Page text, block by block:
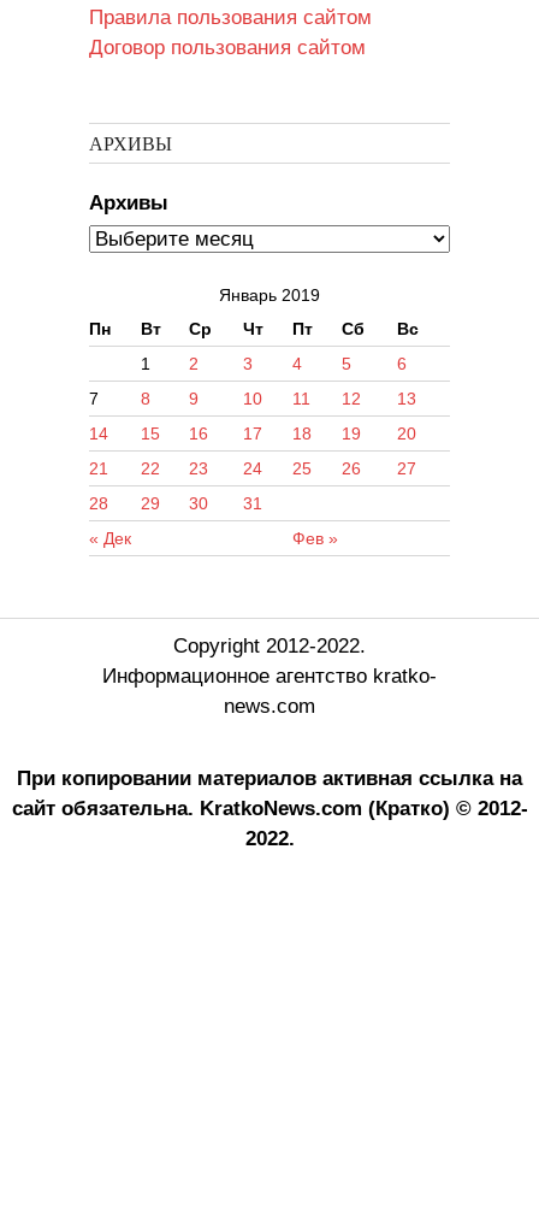
Правила пользования сайтом
Договор пользования сайтом
АРХИВЫ
Архивы
Январь 2019
Пн
Вт Ср Чт Пт Сб Вс
« Дек Фев »
1 2 3 4 5
6
7
8 9 10 11 12
13
14
15 16 17 18 19
20
21
22 23 24 25 26
27
28
29 30 31
Copyright 2012-2022.
Информационное агентство kratko-
news.com
При копировании материалов активная ссылка на
сайт обязательна. KratkoNews.com (Кратко) © 2012-
2022.